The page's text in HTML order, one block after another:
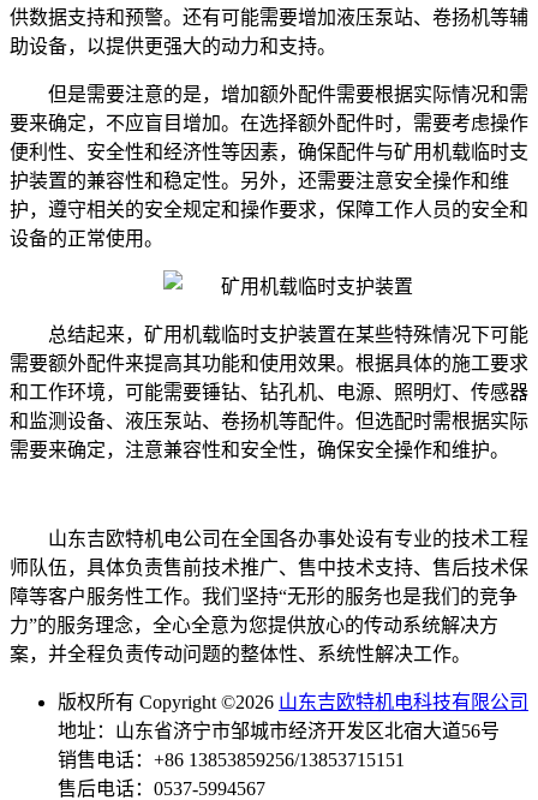
供数据支持和预警。还有可能需要增加液压泵站、卷扬机等辅
助设备，以提供更强大的动力和支持。
但是需要注意的是，增加额外配件需要根据实际情况和需
要来确定，不应盲目增加。在选择额外配件时，需要考虑操作
便利性、安全性和经济性等因素，确保配件与矿用机载临时支
护装置的兼容性和稳定性。另外，还需要注意安全操作和维
护，遵守相关的安全规定和操作要求，保障工作人员的安全和
设备的正常使用。
总结起来，矿用机载临时支护装置在某些特殊情况下可能
需要额外配件来提高其功能和使用效果。根据具体的施工要求
和工作环境，可能需要锤钻、钻孔机、电源、照明灯、传感器
和监测设备、液压泵站、卷扬机等配件。但选配时需根据实际
需要来确定，注意兼容性和安全性，确保安全操作和维护。
山东吉欧特机电公司在全国各办事处设有专业的技术工程
师队伍，具体负责售前技术推广、售中技术支持、售后技术保
障等客户服务性工作。我们坚持“无形的服务也是我们的竞争
力”的服务理念，全心全意为您提供放心的传动系统解决方
案，并全程负责传动问题的整体性、系统性解决工作。
版权所有 Copyright ©2026 山东吉欧特机电科技有限公司
地址：山东省济宁市邹城市经济开发区北宿大道56号
销售电话：+86 13853859256/13853715151
售后电话：0537-5994567